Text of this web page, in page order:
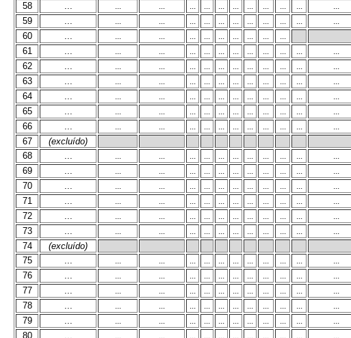
58
... ... ... ... ... ... ... ... ... ... ... ...
59
... ... ... ... ... ... ... ... ... ... ... ...
60
... ... ... ... ... ... ... ... ... ...
61
... ... ... ... ... ... ... ... ... ... ... ...
62
... ... ... ... ... ... ... ... ... ... ... ...
63
... ... ... ... ... ... ... ... ... ... ... ...
64
... ... ... ... ... ... ... ... ... ... ... ...
65
... ... ... ... ... ... ... ... ... ... ... ...
66
... ... ... ... ... ... ... ... ... ... ... ...
67
(excluído)
68
... ... ... ... ... ... ... ... ... ... ... ...
69
... ... ... ... ... ... ... ... ... ... ... ...
70
... ... ... ... ... ... ... ... ... ... ... ...
71
... ... ... ... ... ... ... ... ... ... ... ...
72
... ... ... ... ... ... ... ... ... ... ... ...
73
... ... ... ... ... ... ... ... ... ... ... ...
74
(excluído)
75
... ... ... ... ... ... ... ... ... ... ... ...
76
... ... ... ... ... ... ... ... ... ... ... ...
77
... ... ... ... ... ... ... ... ... ... ... ...
78
... ... ... ... ... ... ... ... ... ... ... ...
79
... ... ... ... ... ... ... ... ... ... ... ...
80
... ... ... ... ... ... ... ... ... ... ... ...